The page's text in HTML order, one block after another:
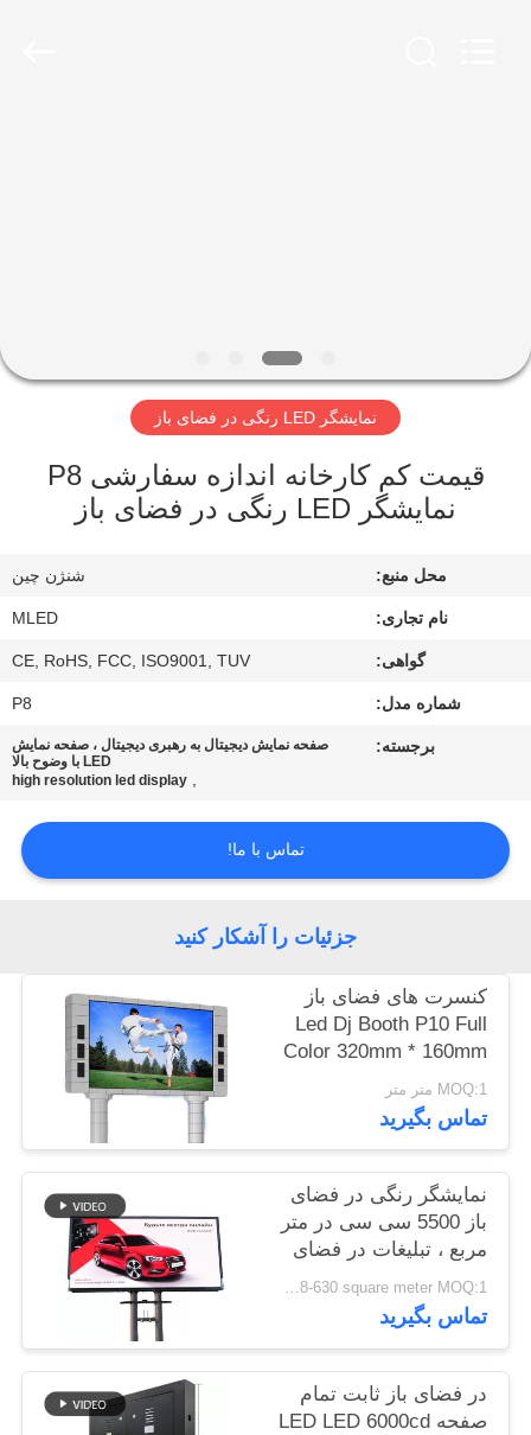
ما
کارخانه
کیفیت
COMPANY
NEWS
سایت
PRIVACY
نمایشگر LED رنگی در فضای باز
قیمت کم کارخانه اندازه سفارشی P8
نمایشگر LED رنگی در فضای باز
محل منبع: شنژن چین
نام تجاری: MLED
گواهی: CE, RoHS, FCC, ISO9001, TUV
شماره مدل: P8
برجسته:
صفحه نمایش دیجیتال به رهبری دیجیتال ، صفحه نمایش
LED با وضوح بالا
,
high resolution led display
تماس با ما!
جزئیات را آشکار کنید
کنسرت های فضای باز
Led Dj Booth P10 Full
Color 320mm * 160mm
2 سال ضمانت
MOQ:1 متر متر
تماس بگیرید
نمایشگر رنگی در فضای
باز 5500 سی سی در متر
مربع ، تبلیغات در فضای
باز با صفحه نمایش P5
USD 598-630 square meter MOQ:1 متر مربع
تماس بگیرید
در فضای باز ثابت تمام
صفحه LED LED 6000cd